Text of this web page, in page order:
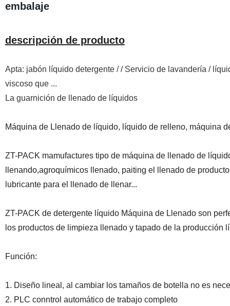
embalaje
descripción de producto
Apta: jabón líquido detergente / / Servicio de lavandería /
viscoso que ...
La guarnición de llenado de líquidos
Máquina de Llenado de líquido, líquido de relleno, máquina
ZT-PACK mamufactures tipo de máquina de llenado de
llenando,agroquímicos llenado, paiting el llenado de
lubricante para el llenado de llenar...
ZT-PACK de detergente líquido Máquina de Llenado son
los productos de limpieza llenado y tapado de la producción
Función:
1. Diseño lineal, al cambiar los tamaños de botella no es
2. PLC conntrol automático de trabajo completo